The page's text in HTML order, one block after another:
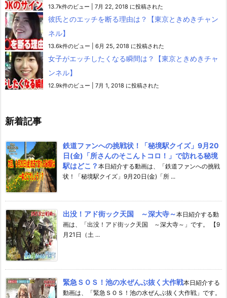
13.7k件のビュー 7月 22, 2018 に投稿された
彼氏とのエッチを断る理由は？【東京ときめきチャン
ネル】
13.6k件のビュー 6月 25, 2018 に投稿された
女子がエッチしたくなる瞬間は？【東京ときめきチャ
ンネル】
12.9k件のビュー 7月 1, 2018 に投稿された
新着記事
鉄道ファンへの挑戦状！「秘境駅クイズ」9月20
日(金)「所さんのそこんトコロ！」で訪れる秘境
駅はどこ？ 本日紹介する動画は、「鉄道ファンへの挑戦
状！「秘境駅クイズ」9月20日(金)「所 ...
出没！アド街ック天国 ～深大寺～本日紹介する動
画は、「出没！アド街ック天国 ～深大寺～」です。 【9
月21日（土 ...
緊急ＳＯＳ！池の水ぜんぶ抜く大作戦本日紹介する
動画は、「緊急ＳＯＳ！池の水ぜんぶ抜く大作戦」です。